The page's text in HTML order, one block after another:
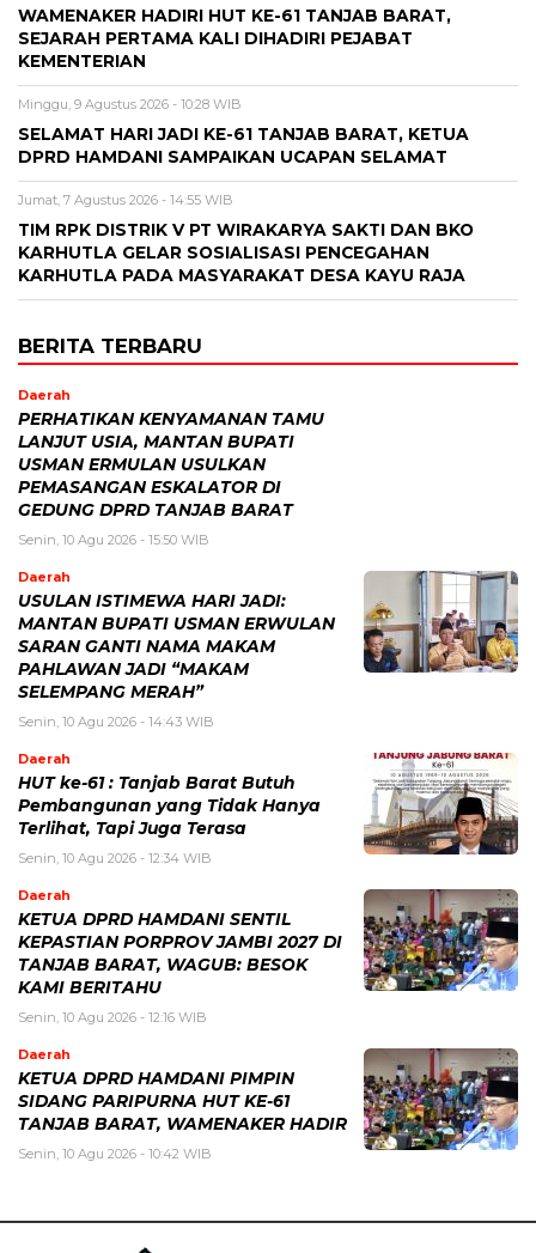
WAMENAKER HADIRI HUT KE-61 TANJAB BARAT,
SEJARAH PERTAMA KALI DIHADIRI PEJABAT
KEMENTERIAN
Minggu, 9 Agustus 2026 - 10:28 WIB
SELAMAT HARI JADI KE-61 TANJAB BARAT, KETUA
DPRD HAMDANI SAMPAIKAN UCAPAN SELAMAT
Jumat, 7 Agustus 2026 - 14:55 WIB
TIM RPK DISTRIK V PT WIRAKARYA SAKTI DAN BKO
KARHUTLA GELAR SOSIALISASI PENCEGAHAN
KARHUTLA PADA MASYARAKAT DESA KAYU RAJA
BERITA TERBARU
Daerah
PERHATIKAN KENYAMANAN TAMU
LANJUT USIA, MANTAN BUPATI
USMAN ERMULAN USULKAN
PEMASANGAN ESKALATOR DI
GEDUNG DPRD TANJAB BARAT
Senin, 10 Agu 2026 - 15:50 WIB
Daerah
USULAN ISTIMEWA HARI JADI:
MANTAN BUPATI USMAN ERWULAN
SARAN GANTI NAMA MAKAM
PAHLAWAN JADI “MAKAM
SELEMPANG MERAH”
Senin, 10 Agu 2026 - 14:43 WIB
Daerah
HUT ke-61 : Tanjab Barat Butuh
Pembangunan yang Tidak Hanya
Terlihat, Tapi Juga Terasa
Senin, 10 Agu 2026 - 12:34 WIB
Daerah
KETUA DPRD HAMDANI SENTIL
KEPASTIAN PORPROV JAMBI 2027 DI
TANJAB BARAT, WAGUB: BESOK
KAMI BERITAHU
Senin, 10 Agu 2026 - 12:16 WIB
Daerah
KETUA DPRD HAMDANI PIMPIN
SIDANG PARIPURNA HUT KE-61
TANJAB BARAT, WAMENAKER HADIR
Senin, 10 Agu 2026 - 10:42 WIB